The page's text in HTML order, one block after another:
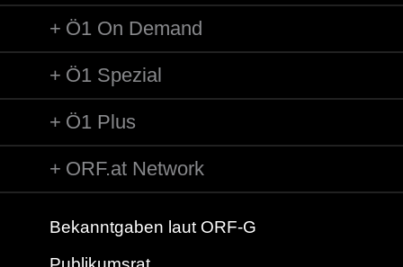
Ö1 On Demand
Ö1 Spezial
Ö1 Plus
ORF.at Network
Bekanntgaben laut ORF-G